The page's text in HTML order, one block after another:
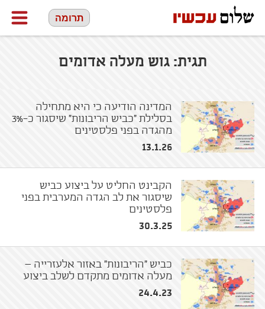
תרומה
תגית:גוש מעלה אדומים
המדינה הודיעה כי היא מתחילה
בסלילת "כביש הריבונות" שיסגור כ-3%
מהגדה בפני פלסטינים
13.1.26
הקבינט החליט על ביצוע כביש
שיסגור את לב הגדה המערבית בפני
פלסטינים
30.3.25
כביש "הריבונות" באזור אלעזרייה –
מעלה אדומים מתקדם לשלב ביצוע
24.4.23